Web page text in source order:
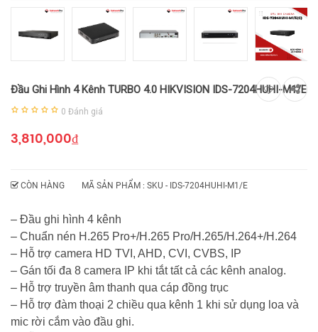
Đầu Ghi Hình 4 Kênh TURBO 4.0 HIKVISION IDS-7204HUHI-M1/E
0 Đánh giá
3,810,000₫
CÒN HÀNG MÃ SẢN PHẨM : SKU - IDS-7204HUHI-M1/E
– Đầu ghi hình 4 kênh
– Chuẩn nén H.265 Pro+/H.265 Pro/H.265/H.264+/H.264
– Hỗ trợ camera HD TVI, AHD, CVI, CVBS, IP
– Gán tối đa 8 camera IP khi tắt tất cả các kênh analog.
– Hỗ trợ truyền âm thanh qua cáp đồng trục
– Hỗ trợ đàm thoại 2 chiều qua kênh 1 khi sử dụng loa và
mic rời cắm vào đầu ghi.